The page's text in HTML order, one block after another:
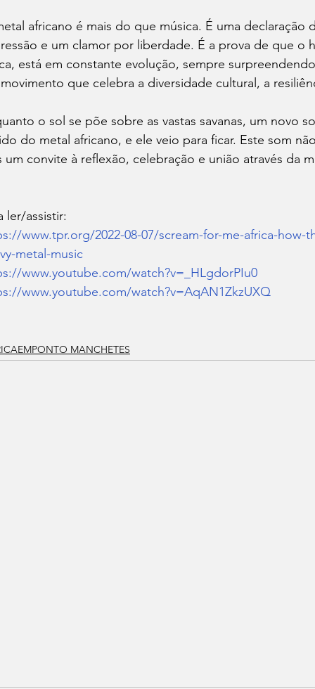
africano é mais do que música. É uma
e um clamor por liberdade. É a prova de que o
está em constante evolução, sempre
que celebra a diversidade cultural, a
o sol se põe sobre as vastas savanas, um novo
do metal africano, e ele veio para ficar. Este som
um convite à reflexão, celebração e união através da
ler/assistir:
www.tpr.org/2022-08-07/scream-for-me-africa-how-
metal-music
www.youtube.com/watch?v=_HLgdorPIu0
www.youtube.com/watch?v=AqAN1ZkzUXQ
MANCHETES